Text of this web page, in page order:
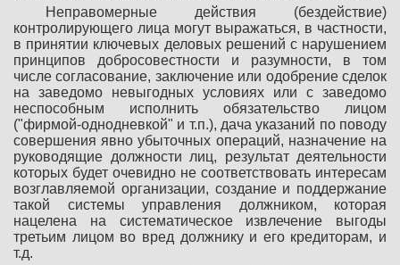
Неправомерные действия (бездействие)
контролирующего лица могут выражаться, в частности,
в принятии ключевых деловых решений с нарушением
принципов добросовестности и разумности, в том
числе согласование, заключение или одобрение сделок
на заведомо невыгодных условиях или с заведомо
неспособным исполнить обязательство лицом
("фирмой-однодневкой" и т.п.), дача указаний по поводу
совершения явно убыточных операций, назначение на
руководящие должности лиц, результат деятельности
которых будет очевидно не соответствовать интересам
возглавляемой организации, создание и поддержание
такой системы управления должником, которая
нацелена на систематическое извлечение выгоды
третьим лицом во вред должнику и его кредиторам, и
т.д.